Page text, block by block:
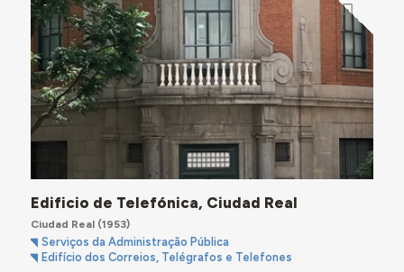
Edificio de Telefónica, Ciudad Real
Ciudad Real(1953)
Serviços da Administração Pública
Edifício dos Correios, Telégrafos e Telefones